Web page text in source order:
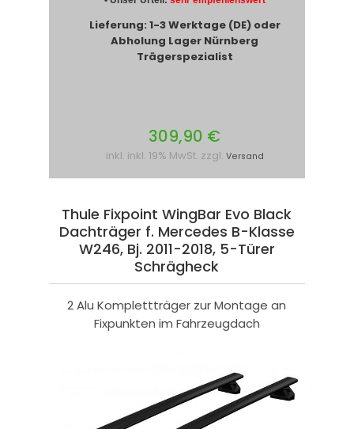
Lieferung: 1-3 Werktage (DE) oder
Abholung Lager Nürnberg
Trägerspezialist
309,90 €
inkl. inkl. 19% MwSt. zzgl. Versand
Thule Fixpoint WingBar Evo Black
Dachträger f. Mercedes B-Klasse
W246, Bj. 2011-2018, 5-Türer
Schrägheck
2 Alu Komplettträger zur Montage an
Fixpunkten im Fahrzeugdach